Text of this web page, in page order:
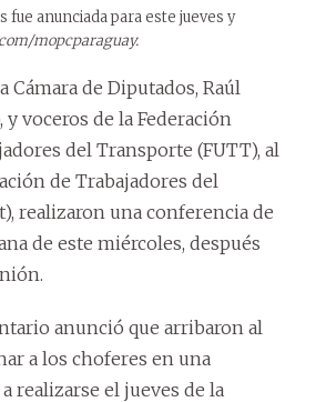
fue anunciada para este jueves y
mopcparaguay.
Cámara de Diputados, Raúl
y voceros de la Federación
del Transporte (FUTT), al
de Trabajadores del
realizaron una conferencia de
de este miércoles, después
anunció que arribaron al
a los choferes en una
realizarse el jueves de la